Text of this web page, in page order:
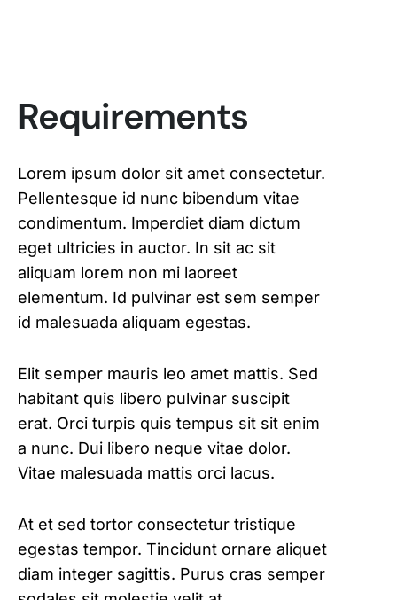
Requirements
Lorem ipsum dolor sit amet consectetur.
Pellentesque id nunc bibendum vitae
condimentum. Imperdiet diam dictum
eget ultricies in auctor. In sit ac sit
aliquam lorem non mi laoreet
elementum. Id pulvinar est sem semper
id malesuada aliquam egestas.
Elit semper mauris leo amet mattis. Sed
habitant quis libero pulvinar suscipit
erat. Orci turpis quis tempus sit sit enim
a nunc. Dui libero neque vitae dolor.
Vitae malesuada mattis orci lacus.
At et sed tortor consectetur tristique
egestas tempor. Tincidunt ornare aliquet
diam integer sagittis. Purus cras semper